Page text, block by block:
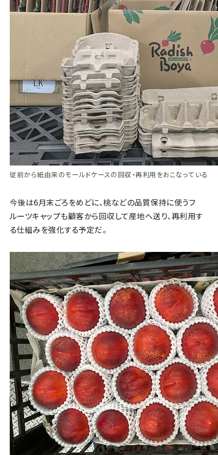
従前から紙由来のモールドケースの回収・再利用をおこなっている
今後は6月末ごろをめどに、桃などの品質保持に使うフ
ルーツキャップも顧客から回収して産地へ送り、再利用す
る仕組みを強化する予定だ。